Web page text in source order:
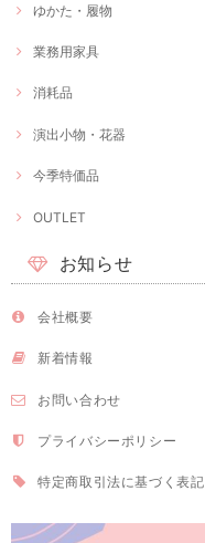
ゆかた・履物
業務用家具
消耗品
演出小物・花器
今季特価品
OUTLET
お知らせ
会社概要
新着情報
お問い合わせ
プライバシーポリシー
特定商取引法に基づく表記